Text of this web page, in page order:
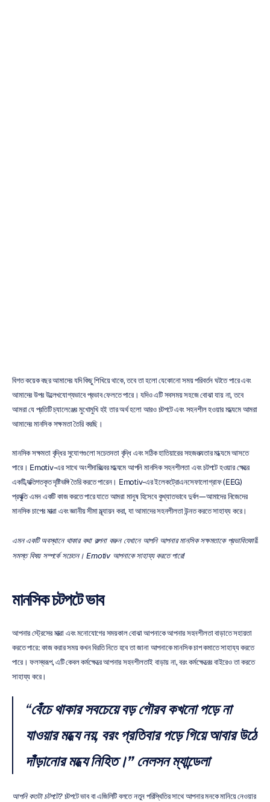
বিগত কয়েক বছর আমাদের যদি কিছু শিখিয়ে থাকে, তবে তা হলো যেকোনো সময় পরিবর্তন ঘটতে পারে এবং
আমাদের উপর উল্লেখযোগ্যভাবে প্রভাব ফেলতে পারে। যদিও এটি সবসময় সহজে বোঝা যায় না, তবে
আমরা যে প্রতিটি চ্যালেঞ্জের মুখোমুখি হই তার অর্থ হলো আরও চটপটে এবং সহনশীল হওয়ার মাধ্যমে আমরা
আমাদের মানসিক সক্ষমতা তৈরি করছি।
মানসিক সক্ষমতা বৃদ্ধির সুযোগগুলো সচেতনতা বৃদ্ধি এবং সঠিক হাতিয়ারের সহজলভ্যতার মাধ্যমে আসতে
পারে। Emotiv-এর সাথে অংশীদারিত্বের মাধ্যমে আপনি মানসিক সহনশীলতা এবং চটপটে হওয়ার ক্ষেত্রে
একটি ব্যক্তিগতকৃত দৃষ্টিভঙ্গি তৈরি করতে পারেন। Emotiv-এর ইলেকট্রোএনসেফালোগ্রাফ (EEG)
প্রযুক্তি এমন একটি কাজ করতে পারে যাতে আমরা মানুষ হিসেবে কুখ্যাতভাবে দুর্বল—আমাদের নিজেদের
মানসিক চাপের মাত্রা এবং জ্ঞানীয় সীমা মূল্যায়ন করা, যা আমাদের সহনশীলতা উন্নত করতে সাহায্য করে।
এমন একটি অবস্থানে থাকার কথা কল্পনা করুন যেখানে আপনি আপনার মানসিক সক্ষমতাকে প্রভাবিতকারী
সমস্ত বিষয় সম্পর্কে সচেতন। Emotiv আপনাকে সাহায্য করতে পারে!
মানসিক চটপটে ভাব
আপনার স্ট্রেসের মাত্রা এবং মনোযোগের সময়কাল বোঝা আপনাকে আপনার সহনশীলতা বাড়াতে সহায়তা
করতে পারে: কাজ করার সময় কখন বিরতি নিতে হবে তা জানা আপনাকে মানসিক চাপ কমাতে সাহায্য করতে
পারে। ফলস্বরূপ, এটি কেবল কর্মক্ষেত্রে আপনার সহনশীলতাই বাড়ায় না, বরং কর্মক্ষেত্রের বাইরেও তা করতে
সাহায্য করে।
“বেঁচে থাকার সবচেয়ে বড় গৌরব কখনো পড়ে না
যাওয়ার মধ্যে নয়, বরং প্রতিবার পড়ে গিয়ে আবার উঠে
দাঁড়ানোর মধ্যে নিহিত।” নেলসন ম্যান্ডেলা
আপনি কতটা চটপটে? চটপটে ভাব বা এজিলিটি বলতে নতুন পরিস্থিতির সাথে আপনার মনকে মানিয়ে নেওয়ার